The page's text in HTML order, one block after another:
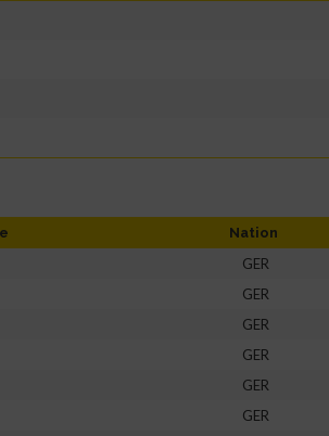
Nation
GER
GER
GER
GER
GER
GER